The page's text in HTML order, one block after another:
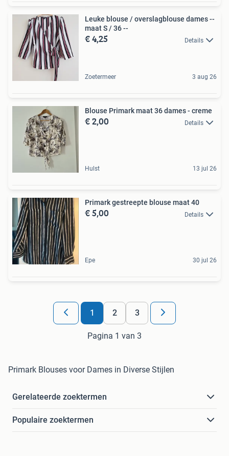
Leuke blouse / overslagblouse dames --
maat S / 36 --
€ 4,25 Details
Zoetermeer 3 aug 26
Blouse Primark maat 36 dames - creme
€ 2,00 Details
Hulst 13 jul 26
Primark gestreepte blouse maat 40
€ 5,00 Details
Epe 30 jul 26
1 2 3
Pagina 1 van 3
Primark Blouses voor Dames in Diverse Stijlen
Gerelateerde zoektermen
Populaire zoektermen